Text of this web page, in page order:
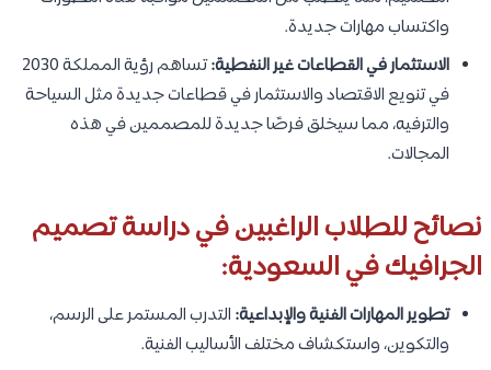
واكتساب مهارات جديدة.
الاستثمار في القطاعات غير النفطية:
تساهم رؤية المملكة 2030
في تنويع الاقتصاد والاستثمار في قطاعات جديدة مثل السياحة
والترفيه، مما سيخلق فرصًا جديدة للمصممين في هذه
المجالات.
نصائح للطلاب الراغبين في دراسة تصميم
الجرافيك في السعودية:
تطوير المهارات الفنية والإبداعية: التدرب المستمر على الرسم،
والتكوين، واستكشاف مختلف الأساليب الفنية.